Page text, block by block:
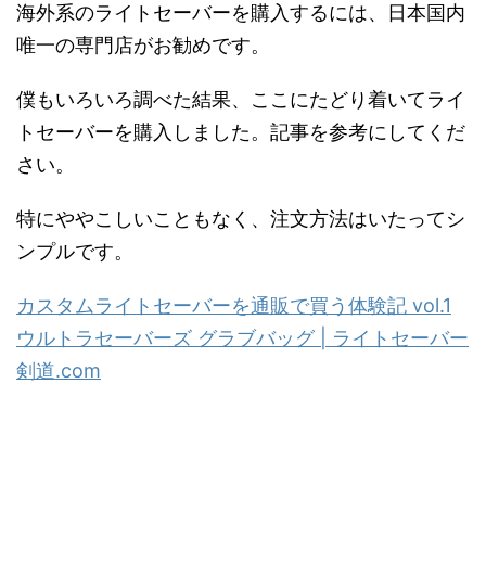
海外系のライトセーバーを購入するには、日本国内
唯一の専門店がお勧めです。
僕もいろいろ調べた結果、ここにたどり着いてライ
トセーバーを購入しました。記事を参考にしてくだ
さい。
特にややこしいこともなく、注文方法はいたってシ
ンプルです。
カスタムライトセーバーを通販で買う体験記 vol.1
ウルトラセーバーズ グラブバッグ | ライトセーバー
剣道.com